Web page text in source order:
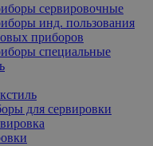
сервировочные
инд. пользования
приборов
специальные
для сервировки